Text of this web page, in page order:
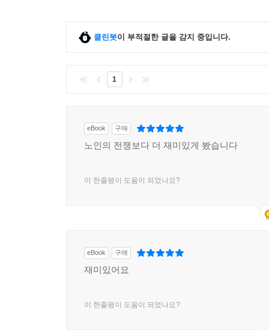
클린봇이 부적절한 글을 감지 중입니다.
1
eBook 구매
노인의 전쟁보다 더 재미있게 봤습니다
이 한줄평이 도움이 되었나요?
eBook 구매
재미있어요
이 한줄평이 도움이 되었나요?